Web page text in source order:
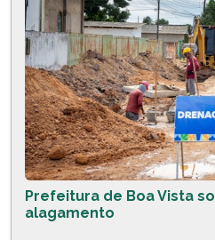
Prefeitura de Boa Vista
alagamento